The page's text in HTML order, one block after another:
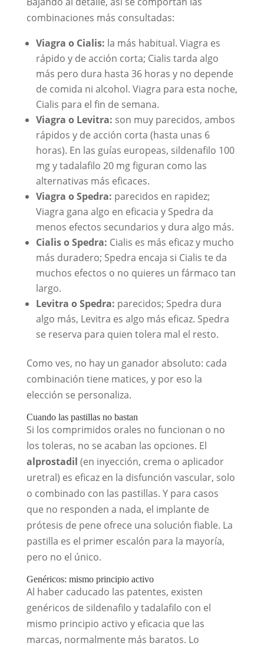
combinaciones más consultadas:
Viagra o Cialis: la más habitual. Viagra es
rápido y de acción corta; Cialis tarda algo
más pero dura hasta 36 horas y no depende
de comida ni alcohol. Viagra para esta noche,
Cialis para el fin de semana.
Viagra o Levitra: son muy parecidos, ambos
rápidos y de acción corta (hasta unas 6
horas). En las guías europeas, sildenafilo 100
mg y tadalafilo 20 mg figuran como las
alternativas más eficaces.
Viagra o Spedra: parecidos en rapidez;
Viagra gana algo en eficacia y Spedra da
menos efectos secundarios y dura algo más.
Cialis o Spedra: Cialis es más eficaz y mucho
más duradero; Spedra encaja si Cialis te da
muchos efectos o no quieres un fármaco tan
largo.
Levitra o Spedra: parecidos; Spedra dura
algo más, Levitra es algo más eficaz. Spedra
se reserva para quien tolera mal el resto.
Como ves, no hay un ganador absoluto: cada
combinación tiene matices, y por eso la
elección se personaliza.
Cuando las pastillas no bastan
Si los comprimidos orales no funcionan o no
los toleras, no se acaban las opciones. El
alprostadil (en inyección, crema o aplicador
uretral) es eficaz en la disfunción vascular, solo
o combinado con las pastillas. Y para casos
que no responden a nada, el implante de
prótesis de pene ofrece una solución fiable. La
pastilla es el primer escalón para la mayoría,
pero no el único.
Genéricos: mismo principio activo
Al haber caducado las patentes, existen
genéricos de sildenafilo y tadalafilo con el
mismo principio activo y eficacia que las
marcas, normalmente más baratos. Lo